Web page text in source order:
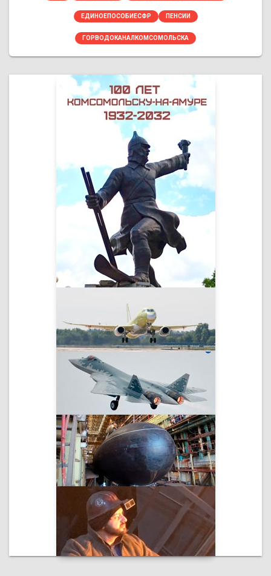
ЕДИНОЕПОСОБИЕСФР ПЕНСИИ
ГОРВОДОКАНАЛКОМСОМОЛЬСКА